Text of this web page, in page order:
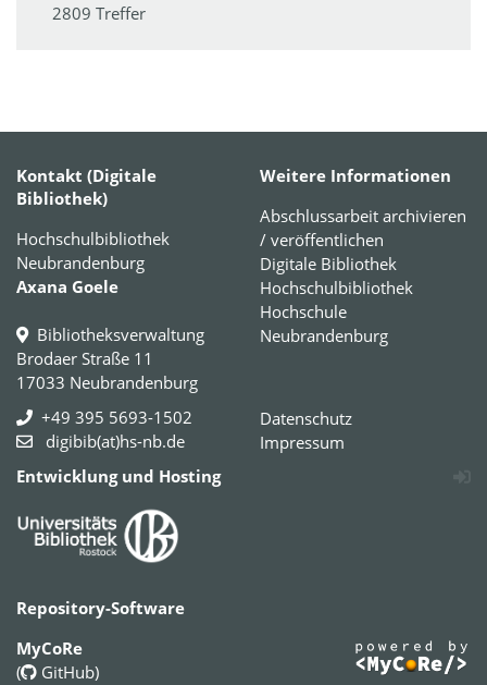
2809 Treffer
Kontakt (Digitale
Bibliothek)
Hochschulbibliothek
Neubrandenburg
Axana Goele
Bibliotheksverwaltung
Brodaer Straße 11
17033 Neubrandenburg
+49 395 5693-1502
digibib(at)hs-nb.de
Weitere Informationen
Abschlussarbeit archivieren
/ veröffentlichen
Digitale Bibliothek
Hochschulbibliothek
Hochschule
Neubrandenburg
Datenschutz
Impressum
Entwicklung und Hosting
Repository-Software
MyCoRe
(
GitHub)